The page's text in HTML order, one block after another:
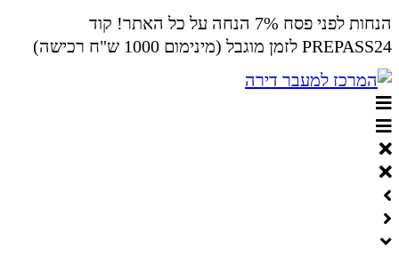
הנחות לפני פסח 7% הנחה על כל האתר! קוד
PREPASS24 לזמן מוגבל (מינימום 1000 ש"ח רכישה)